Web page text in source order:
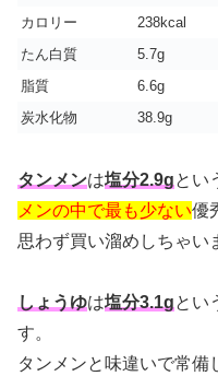
カロリー
238kcal
たん白質
5.7g
脂質
6.6g
炭水化物
38.9g
タンメンは塩分2.9gとい
メンの中で最も少ない優
思わず買い溜めしちゃい
しょうゆは塩分3.1gとい
す。
タンメンと味違いで常備